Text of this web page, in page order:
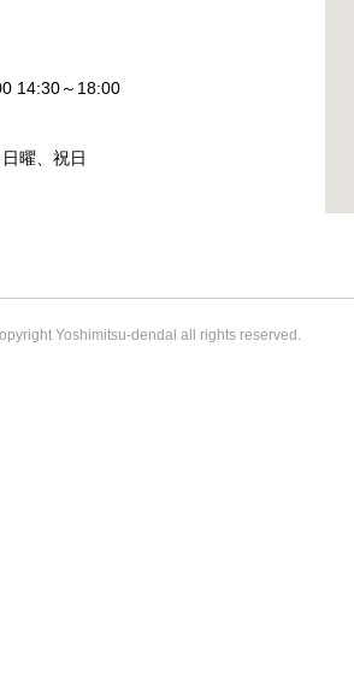
14:30～18:00
曜、祝日
Yoshimitsu-dendal all rights reserved.